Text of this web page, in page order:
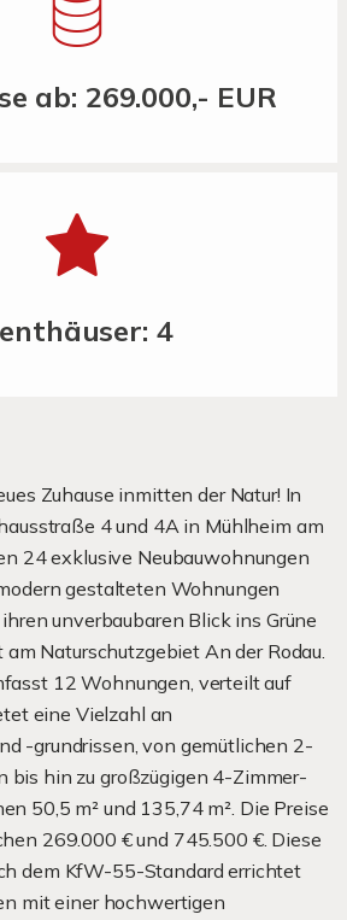
ab: 269.000,- EUR
4
Zuhause inmitten der Natur! In
4 und 4A in Mühlheim am
24 exklusive Neubauwohnungen
gestalteten Wohnungen
unverbaubaren Blick ins Grüne
Naturschutzgebiet An der Rodau.
12 Wohnungen, verteilt auf
eine Vielzahl an
-grundrissen, von gemütlichen 2-
bis hin zu großzügigen 4-Zimmer-
50,5 m² und 135,74 m². Die Preise
269.000 € und 745.500 €. Diese
dem KfW-55-Standard errichtet
mit einer hochwertigen